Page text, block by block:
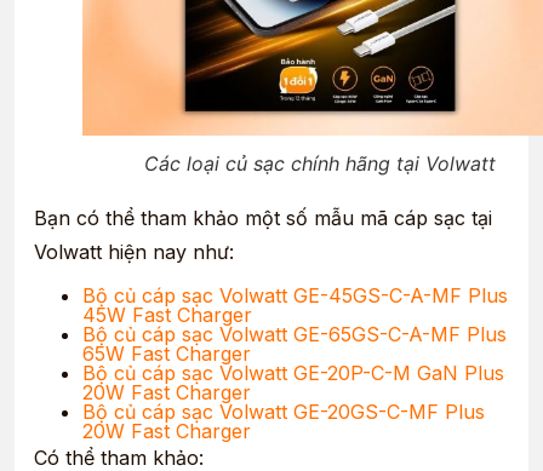
Các loại củ sạc chính hãng tại Volwatt
Bạn có thể tham khảo một số mẫu mã cáp sạc tại
Volwatt hiện nay như:
Bộ củ cáp sạc Volwatt GE-45GS-C-A-MF Plus
45W Fast Charger
Bộ củ cáp sạc Volwatt GE-65GS-C-A-MF Plus
65W Fast Charger
Bộ củ cáp sạc Volwatt GE-20P-C-M GaN Plus
20W Fast Charger
Bộ củ cáp sạc Volwatt GE-20GS-C-MF Plus
20W Fast Charger
Có thể tham khảo: